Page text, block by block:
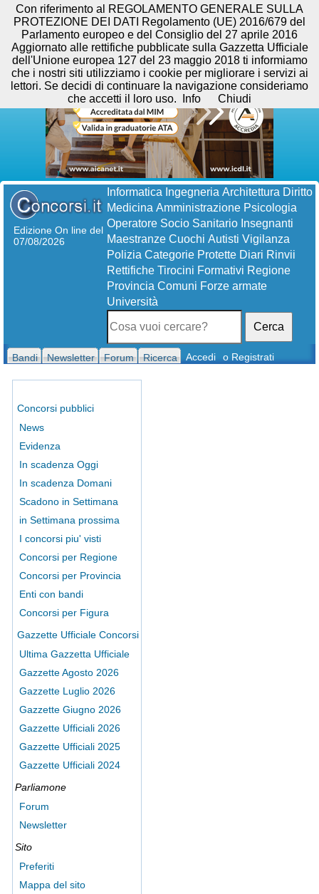
Edizione On line del
07/08/2026
Informatica Ingegneria Architettura Diritto
Medicina Amministrazione Psicologia
Operatore Socio Sanitario Insegnanti
Maestranze Cuochi Autisti Vigilanza
Polizia Categorie Protette Diari Rinvii
Rettifiche Tirocini Formativi Regione
Provincia Comuni Forze armate
Università
Cerca
Bandi Newsletter Forum Ricerca Accedi o Registrati
Concorsi pubblici
News
Evidenza
In scadenza Oggi
In scadenza Domani
Scadono in Settimana
in Settimana prossima
I concorsi piu' visti
Concorsi per Regione
Concorsi per Provincia
Enti con bandi
Concorsi per Figura
Gazzette Ufficiale Concorsi
Ultima Gazzetta Ufficiale
Gazzette Agosto 2026
Gazzette Luglio 2026
Gazzette Giugno 2026
Gazzette Ufficiali 2026
Gazzette Ufficiali 2025
Gazzette Ufficiali 2024
Parliamone
Forum
Newsletter
Sito
Preferiti
Mappa del sito
Con riferimento al REGOLAMENTO GENERALE SULLA
PROTEZIONE DEI DATI Regolamento (UE) 2016/679 del
Parlamento europeo e del Consiglio del 27 aprile 2016
Aggiornato alle rettifiche pubblicate sulla Gazzetta Ufficiale
dell'Unione europea 127 del 23 maggio 2018 ti informiamo
che i nostri siti utilizziamo i cookie per migliorare i servizi ai
lettori. Se decidi di continuare la navigazione consideriamo
che accetti il loro uso.
Info Chiudi